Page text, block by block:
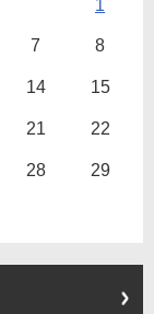
1
7 8
14 15
21 22
28 29